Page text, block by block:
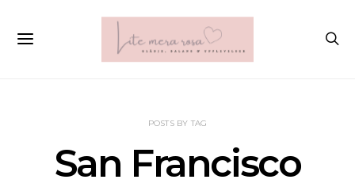
POSTS BY TAG
San Francisco